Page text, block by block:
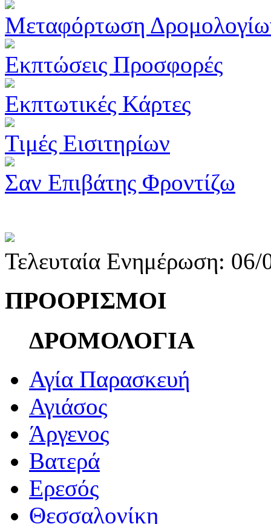
Μεταφόρτωση
Εκπτώσεις Προσφορές
Εκπτωτικές Κάρτες
Τιμές Εισιτηρίων
Σαν Επιβάτης Φροντίζω
Τελευταία Ενημέρωση:
ΠΡΟΟΡΙΣΜΟΙ
ΔΡΟΜΟΛΟΓΙΑ
Αγία Παρασκευή
Αγιάσος
Άργενος
Βατερά
Ερεσός
Θεσσαλονίκη